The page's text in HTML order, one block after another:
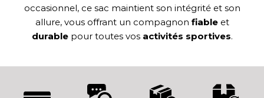
occasionnel, ce sac maintient son intégrité et son
allure, vous offrant un compagnon fiableet
durablepour toutes vos activités sportives.